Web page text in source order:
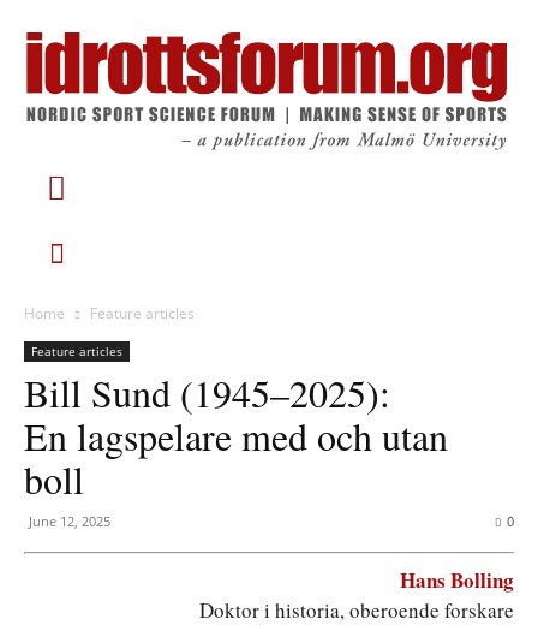
Home Feature articles
Feature articles
Bill Sund (1945–2025):
En lagspelare med och utan
boll
June 12, 2025 0
Hans Bolling
Doktor i historia, oberoende forskare